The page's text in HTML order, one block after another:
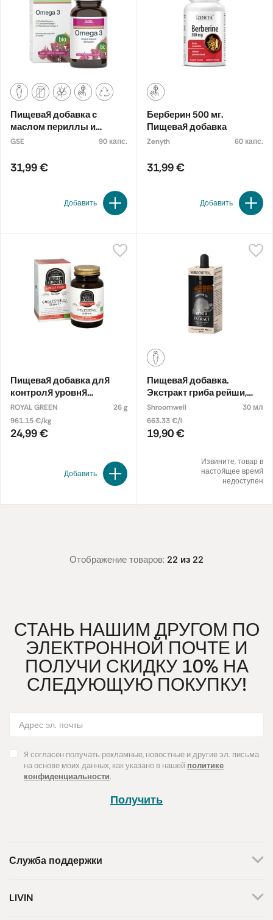
Пищевая добавка с
маслом периллы и
OMEGA-3, органическая
GSE 90 капс.
31,99 €
Добавить
Берберин 500 мг.
Пищевая добавка
Zenyth 60 капс.
31,99 €
Добавить
Пищевая добавка для
контроля уровня
холестерина
ROYAL GREEN
26 g
961.15 €/kg
24,99 €
Добавить
Пищевая добавка.
Экстракт гриба рейши,
органический
Shroomwell
30 мл
663.33 €/l
19,90 €
Извините, товар в
настоящее время
недоступен
Отображение товаров: 22 из 22
СТАНЬ НАШИМ ДРУГОМ ПО
ЭЛЕКТРОННОЙ ПОЧТЕ И
ПОЛУЧИ СКИДКУ 10% НА
СЛЕДУЮЩУЮ ПОКУПКУ!
Я согласен получать рекламные, новостные и другие эл. письма
на основе моих данных, как указано в нашей политике
конфиденциальности.
Получить
Служба поддержки
Написать запрос
LIVIN